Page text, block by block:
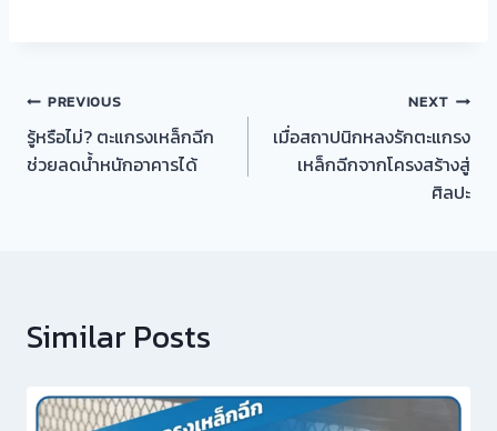
แนะแนว
เรื่อง
PREVIOUS
รู้หรือไม่? ตะแกรงเหล็กฉีก
ช่วยลดน้ำหนักอาคารได้
NEXT
เมื่อสถาปนิกหลงรักตะแกรง
เหล็กฉีกจากโครงสร้างสู่
ศิลปะ
Similar Posts